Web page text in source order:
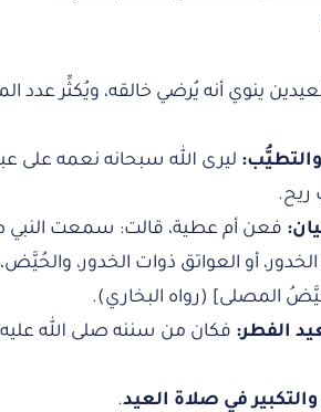
ينوي أنه يُرضي خالقه، ويُكثِّر عدد
ليرى الله سبحانه نعمه على
ريح.
فعن أم عطية، قالت: سمعت النبي
أو العواتق ذوات الخدور،
المصلى] (رواه البخاري).
الفطر: فكان من سننه صلى الله عليه
والتكبير في صلاة العيد.